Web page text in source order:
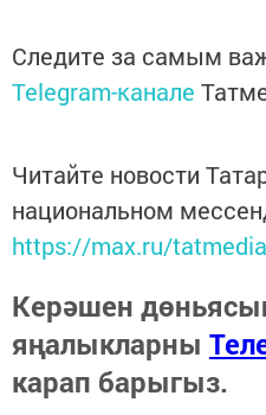
Следите за самым
Telegram-канале
Читайте новости
национальном
https://max.ru/tatmedia
Керәшен
яңалыкларны
карап барыгыз.